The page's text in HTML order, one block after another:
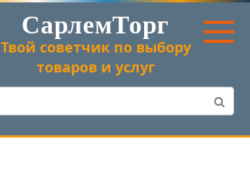
СарлемТорг
Твой советчик по выбору
товаров и услуг